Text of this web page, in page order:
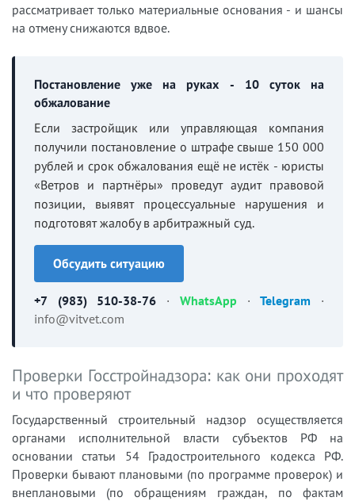
рассматривает только материальные основания - и шансы
на отмену снижаются вдвое.
Постановление уже на руках - 10 суток на
обжалование
Если застройщик или управляющая компания
получили постановление о штрафе свыше 150 000
рублей и срок обжалования ещё не истёк - юристы
«Ветров и партнёры» проведут аудит правовой
позиции, выявят процессуальные нарушения и
подготовят жалобу в арбитражный суд.
Обсудить ситуацию
+7 (983) 510-38-76 · WhatsApp ·Telegram ·
info@vitvet.com
Проверки Госстройнадзора: как они проходят
и что проверяют
Государственный строительный надзор осуществляется
органами исполнительной власти субъектов РФ на
основании статьи 54 Градостроительного кодекса РФ.
Проверки бывают плановыми (по программе проверок) и
внеплановыми (по обращениям граждан, по фактам